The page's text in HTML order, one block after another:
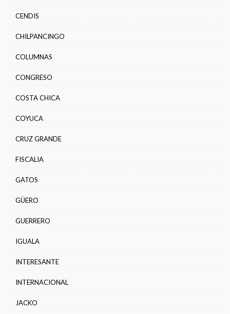
CENDIS
CHILPANCINGO
COLUMNAS
CONGRESO
COSTA CHICA
COYUCA
CRUZ GRANDE
FISCALIA
GATOS
GÜERO
GUERRERO
IGUALA
INTERESANTE
INTERNACIONAL
JACKO